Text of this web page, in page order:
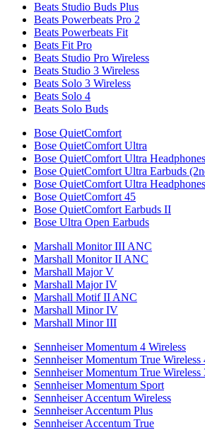
Beats Studio Buds Plus
Beats Powerbeats Pro 2
Beats Powerbeats Fit
Beats Fit Pro
Beats Studio Pro Wireless
Beats Studio 3 Wireless
Beats Solo 3 Wireless
Beats Solo 4
Beats Solo Buds
Bose QuietComfort
Bose QuietComfort Ultra
Bose QuietComfort Ultra
Bose QuietComfort Ultra Earbuds
Bose QuietComfort Ultra Headphones
Bose QuietComfort 45
Bose QuietComfort Earbuds II
Bose Ultra Open Earbuds
Marshall Monitor III ANC
Marshall Monitor II ANC
Marshall Major V
Marshall Major IV
Marshall Motif II ANC
Marshall Minor IV
Marshall Minor III
Sennheiser Momentum 4 Wireless
Sennheiser Momentum True Wireless
Sennheiser Momentum True Wireless
Sennheiser Momentum Sport
Sennheiser Accentum Wireless
Sennheiser Accentum Plus
Sennheiser Accentum True